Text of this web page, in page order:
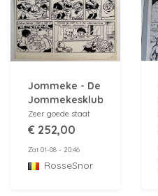
Jommeke - De
Jommekesklub
- Originele
gag uit Ohee
601 - 1974
Zeer goede staat
€ 252,00
Zat 01-08 - 20:46
RosseSnor